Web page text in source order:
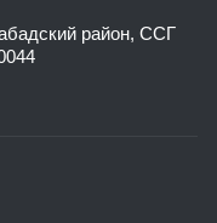
район, ССГ